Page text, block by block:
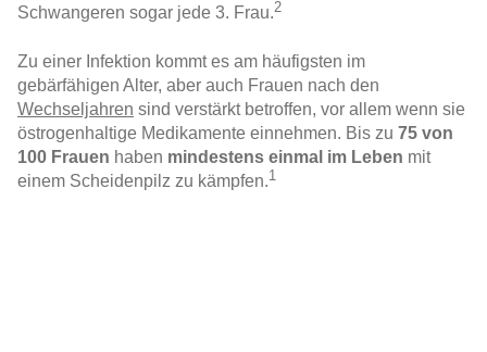
Schwangeren sogar jede 3. Frau.2
Zu einer Infektion kommt es am häufigsten im
gebärfähigen Alter, aber auch Frauen nach den
Wechseljahren sind verstärkt betroffen, vor allem wenn sie
östrogenhaltige Medikamente einnehmen. Bis zu 75 von
100 Frauen haben mindestens einmal im Leben mit
einem Scheidenpilz zu kämpfen.1